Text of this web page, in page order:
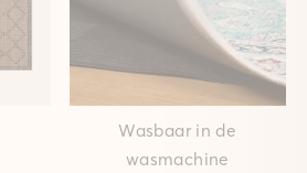
Wasbaar in de
wasmachine